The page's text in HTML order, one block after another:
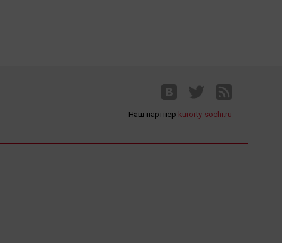
Наш партнер kurorty-sochi.ru